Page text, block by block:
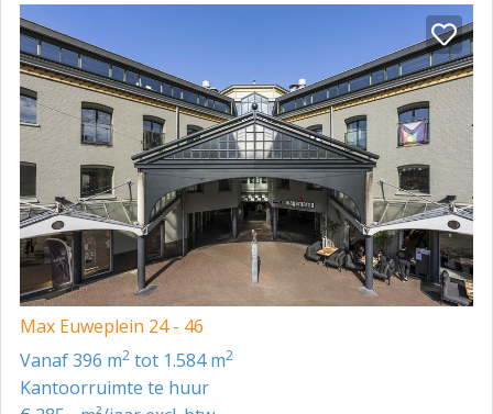
Max Euweplein 24 - 46
vanaf 396 m2 tot 1.584 m2
Kantoorruimte te huur